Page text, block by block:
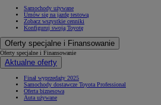
Samochody używane
Umów się na jazdę testową
Zobacz wszystkie cenniki
Konfiguruj swoją Toyotę
Oferty specjalne i Finansowanie
Oferty specjalne i Finansowanie
Aktualne oferty
Finał wyprzedaży 2025
Samochody dostawcze Toyota Professional
Oferta biznesowa
Auta używane